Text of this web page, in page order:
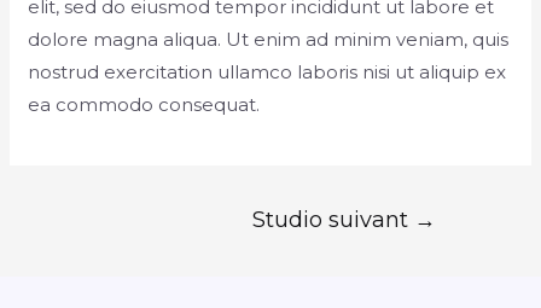
elit, sed do eiusmod tempor incididunt ut labore et
dolore magna aliqua. Ut enim ad minim veniam, quis
nostrud exercitation ullamco laboris nisi ut aliquip ex
ea commodo consequat.
Studio suivant →